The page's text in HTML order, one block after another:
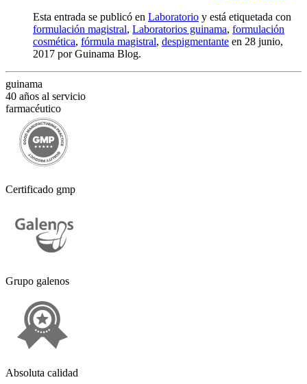
Esta entrada se publicó en Laboratorio y está etiquetada con
formulación magistral, Laboratorios guinama, formulación
cosmética, fórmula magistral, despigmentante en 28 junio,
2017 por Guinama Blog.
guinama
40 años al servicio
farmacéutico
Certificado gmp
Grupo galenos
Absoluta calidad